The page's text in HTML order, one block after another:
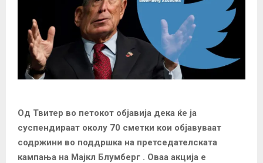
Од Твитер во петокот објавија дека ќе ја
суспендираат околу 70 сметки кои објавуваат
содржини во поддршка на претседателската
кампања на Мајкл Блумберг . Оваа акција е